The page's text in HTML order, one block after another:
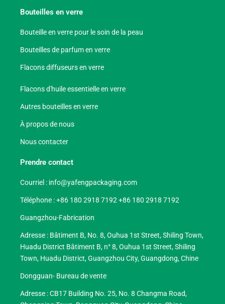
Bouteilles en verre
Bouteille en verre pour le soin de la peau
Bouteilles de parfum en verre
Flacons diffuseurs en verre
Flacons d'huile essentielle en verre
Autres bouteilles en verre
À propos de nous
Nous contacter
Prendre contact
Courriel : info@yafengpackaging.com
Téléphone : +86 180 2918 7192 +86 180 2918 7192
Guangzhou-Fabrication
Adresse : Bâtiment B, No. 8, Ouhua 1st Street, Shiling Town,
Huadu District Bâtiment B, n° 8, Ouhua 1st Street, Shiling
Town, Huadu District, Guangzhou City, Guangdong, Chine
Dongguan- Bureau de vente
Adresse : CB17 Building No. 25, No. 8 Changma Road,